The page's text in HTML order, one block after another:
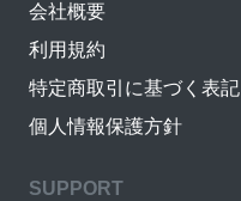
会社概要
利用規約
特定商取引に基づく表記
個人情報保護方針
SUPPORT